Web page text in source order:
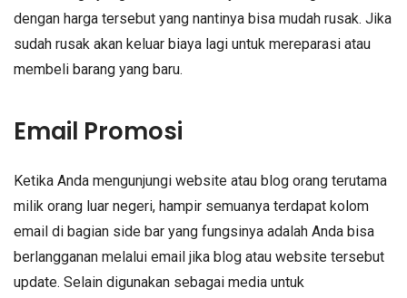
dengan harga tersebut yang nantinya bisa mudah rusak. Jika
sudah rusak akan keluar biaya lagi untuk mereparasi atau
membeli barang yang baru.
Email Promosi
Ketika Anda mengunjungi website atau blog orang terutama
milik orang luar negeri, hampir semuanya terdapat kolom
email di bagian side bar yang fungsinya adalah Anda bisa
berlangganan melalui email jika blog atau website tersebut
update. Selain digunakan sebagai media untuk